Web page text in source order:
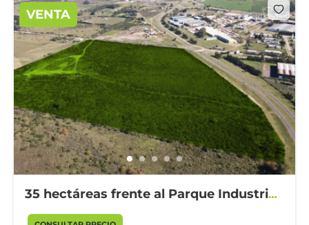
VENTA
35 hectáreas frente al Parque Industrial
Gualeguaychú